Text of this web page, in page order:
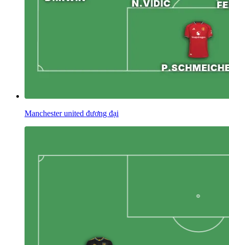
Manchester united đương đại